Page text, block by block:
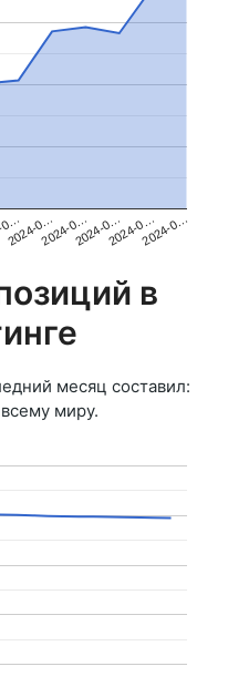
0…
2024-0…2024-0…2024-0…2024-0…2024-0…
в
месяц составил:
миру.